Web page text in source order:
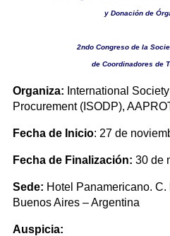
y Donación de
2ndo Congreso de la
de Coordinadores de
Organiza: International
Procurement (ISODP),
Fecha de Inicio: 27 de
Fecha de Finalización: 30 de
Sede: Hotel Panamericano.
Buenos Aires – Argentina
Auspicia: